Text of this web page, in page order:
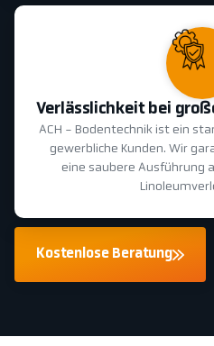
Verlässlichkeit bei
ACH - Bodentechnik ist ein
gewerbliche Kunden. Wir
eine saubere Ausführung
Kostenlose Beratung